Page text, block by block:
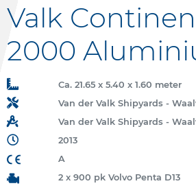
Valk
2000
Ca. 21.65 x 5.40 x 1.60 meter
Van der Valk Shipyards -
Van der Valk Shipyards -
2013
A
2 x 900 pk Volvo Penta D13